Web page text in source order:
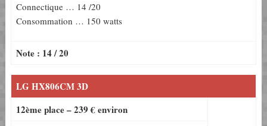
Connectique … 14 /20
Consommation … 150 watts
Note : 14 / 20
LG HX806CM 3D
12ème place – 239 € environ